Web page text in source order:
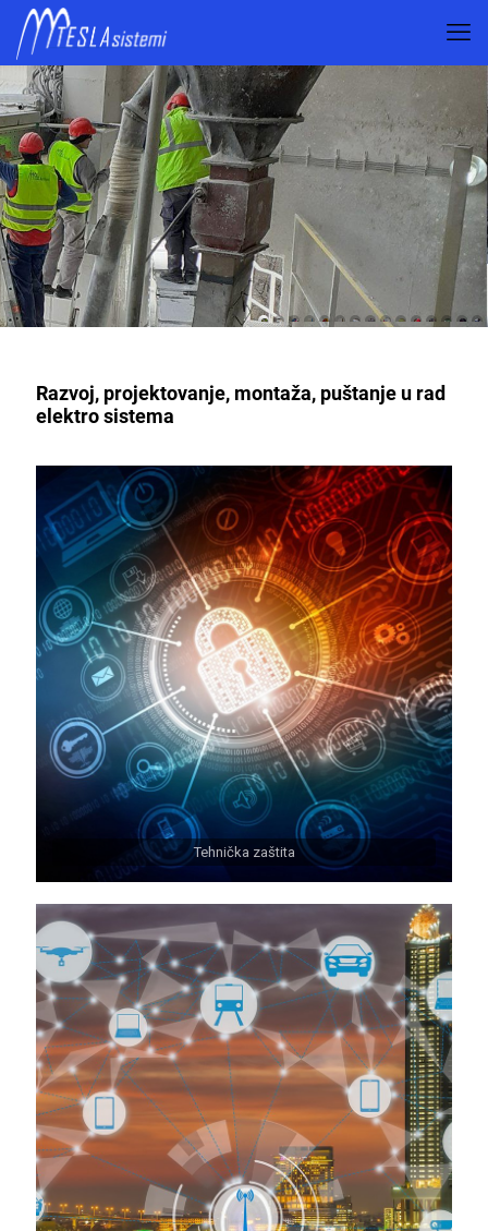
Razvoj, projektovanje, montaža, puštanje u rad
elektro sistema
Tehnička zaštita